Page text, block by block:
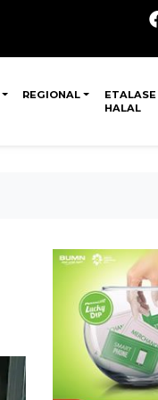
REGIONAL
ETALASE
HALAL